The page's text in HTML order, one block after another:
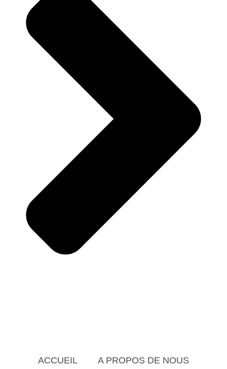
ACCUEIL A PROPOS DE NOUS